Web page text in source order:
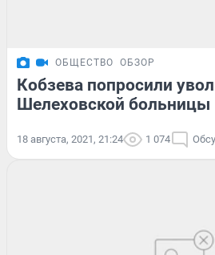
ОБЩЕСТВО ОБЗОР
Кобзева попросили
Шелеховской больницы
18 августа, 2021, 21:24 1 074